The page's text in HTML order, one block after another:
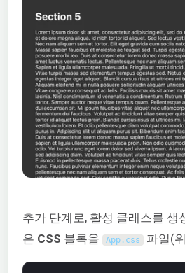
추가 단계로, 활성 클래스를
은 CSS 블록을 App. css 파일(